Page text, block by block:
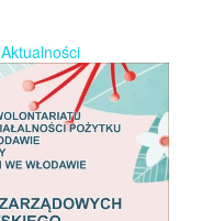
Aktualności